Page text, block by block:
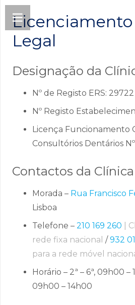
Licenciamento
Legal
Designação da
Nº de Registo ERS: 29722
Nº Registo
Licença Funcionamento
Consultórios Dentários Nº
Contactos da Clínica
Morada – Rua Francisco
Lisboa
Telefone – 210 169 260 |
rede fixa nacional / 932
para a rede móvel
Horário – 2ª – 6ª, 09h00
09h00 – 14h00